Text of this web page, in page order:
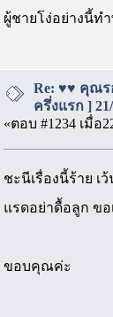
ผู้ชายโง่อย่างนี้ท
Re: ♥♥ คุณร
ครึ่งแรก ]
«ตอบ #1234 เมื่อ
ชะนีเรื่องนี้ร้าย
แรดอย่าดื้อลูก ขอ
ขอบคุณค่ะ